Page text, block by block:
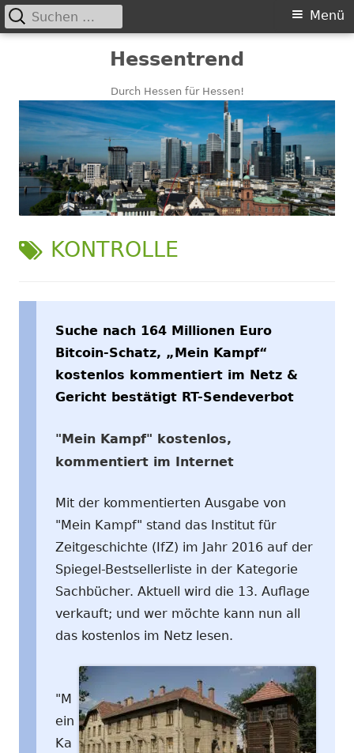
Hessentrend
Durch Hessen für Hessen!
Primäres
Menü
Suchen
nach:
SCHLAGWORT:
KONTROLLE
Suche nach 164 Millionen Euro
Bitcoin-Schatz, „Mein Kampf“
kostenlos kommentiert im Netz &
Gericht bestätigt RT-Sendeverbot
"Mein Kampf" kostenlos,
kommentiert im Internet
Mit der kommentierten Ausgabe von
"Mein Kampf" stand das Institut für
Zeitgeschichte (IfZ) im Jahr 2016 auf der
Spiegel-Bestsellerliste in der Kategorie
Sachbücher. Aktuell wird die 13. Auflage
verkauft; und wer möchte kann nun all
das kostenlos im Netz lesen.
"M
ein
Ka